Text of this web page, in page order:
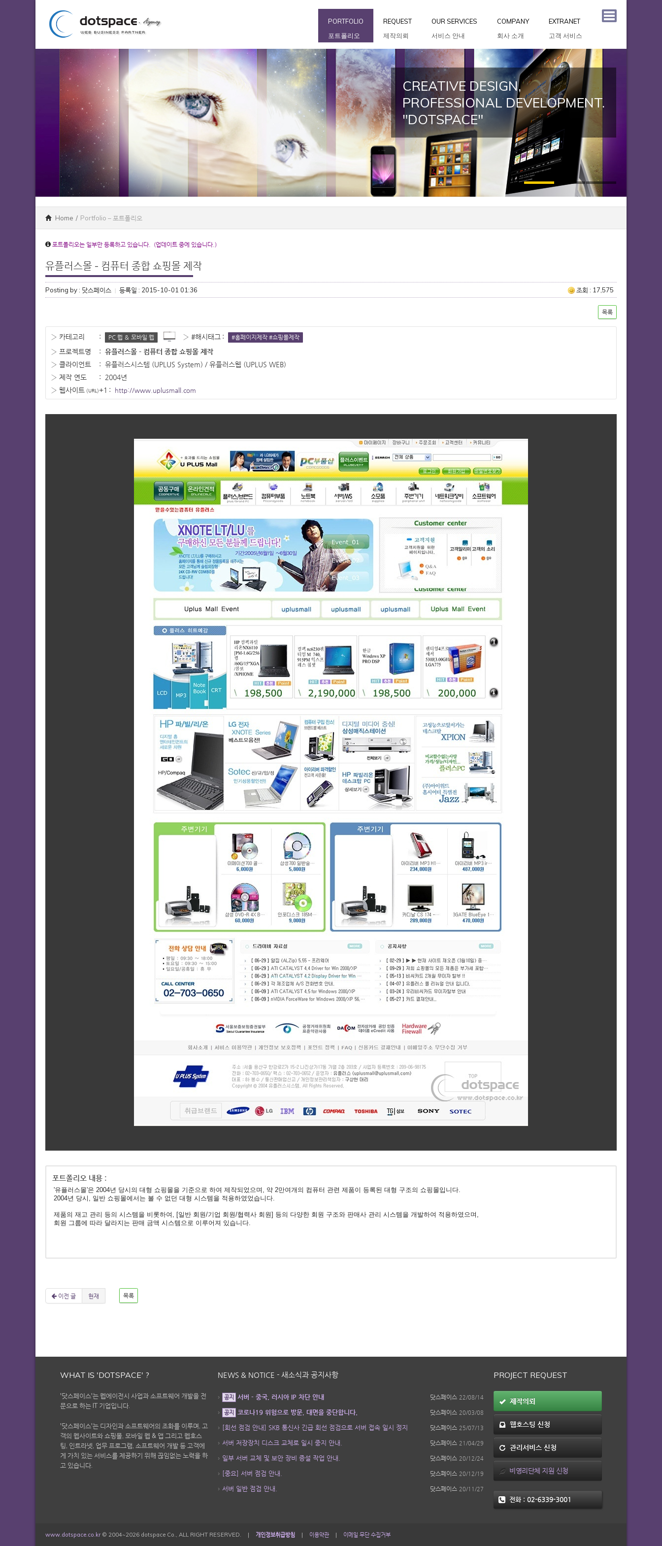
PORTFOLIO
포트폴리오
REQUEST
제작의뢰
OUR SERVICES
서비스 안내
COMPANY
회사 소개
EXTRANET
고객 서비스
CREATIVE DESIGN,
PROFESSIONAL DEVELOPMENT.
"DOTSPACE"
Home / Portfolio – 포트폴리오
포트폴리오는 일부만 등록하고 있습니다. (업데이트 중에 있습니다.)
유플러스몰 - 컴퓨터 종합 쇼핑몰 제작
Posting by : 닷스페이스 등록일 : 2015-10-01 01:36 조회 : 17,575
목록
› 카테고리 : PC 웹 ＆ 모바일 웹 › #해시태그 : #홈페이지제작 #쇼핑몰제작
› 프로젝트명 : 유플러스몰 - 컴퓨터 종합 쇼핑몰 제작
› 클라이언트
: 유플러스시스템 (UPLUS System) / 유플러스웹 (UPLUS WEB)
› 제작 연도
:
2004년
› 웹사이트 (URL)+1 : http://www.uplusmall.com
'유플러스몰'은 2004년 당시의 대형 쇼핑몰을 기준으로 하여 제작되었으며, 약 2만여개의 컴퓨터 관련 제품이 등록된 대형 구조의 쇼핑몰입니다.
​2004년 당시, 일반 쇼핑몰에서는 볼 수 없던 대형 시스템을 적용하였었습니다.​​
제품의 재고 관리 등의 시스템을 비롯하여, [일반 회원/기업 회원/협력사 회원] 등의 다양한 회원 구조와 판매사 관리 시스템을 개발하여 적용하였으며,
회원 그룹에 따라 달라지는 판매 금액 시스템으로 이루어져 있습니다.
이전 글 현재 목록
WHAT IS 'DOTSPACE' ?
'닷스페이스'는 웹에이전시 사업과 소프트웨어 개발을 전
문으로 하는 IT 기업입니다.
'닷스페이스'는 디자인과 소프트웨어의 조화를 이루며, 고
객의 웹사이트와 쇼핑몰, 모바일 웹 & 앱 그리고 웹호스
팅, 인트라넷, 업무 프로그램, 소프트웨어 개발 등 고객에
게 가치 있는 서비스를 제공하기 위해 끊임없는 노력을 하
고 있습니다.
NEWS & NOTICE - 새소식과 공지사항
공지 서버 - 중국, 러시아 IP 차단 안내 닷스페이스 22/08/14
공지 코로나19 위험으로 방문, 대면을 중단합니다. 닷스페이스 20/03/08
[회선 점검 안내] SKB 통신사 긴급 회선 점검으로 서버 접속 일시 정지 닷스페이스 25/07/13
서버 저장장치 디스크 교체로 일시 중지 안내. 닷스페이스 21/04/29
일부 서버 교체 및 보안 장비 증설 작업 안내. 닷스페이스 20/12/24
[중요] 서버 점검 안내. 닷스페이스 20/12/19
서버 일반 점검 안내. 닷스페이스 20/11/27
PROJECT REQUEST
제작의뢰
웹호스팅 신청
관리서비스 신청
비영리단체 지원 신청
전화 : 02-6339-3001
www.dotspace.co.kr © 2004~2026 dotspace Co., ALL RIGHT RESERVED. | 개인정보취급방침 | 이용약관 | 이메일 무단 수집거부